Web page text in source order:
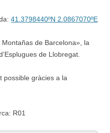
41.3798440ºN 2.0867070ºE
de Barcelona», la
de Llobregat.
possible gràcies a la
R01